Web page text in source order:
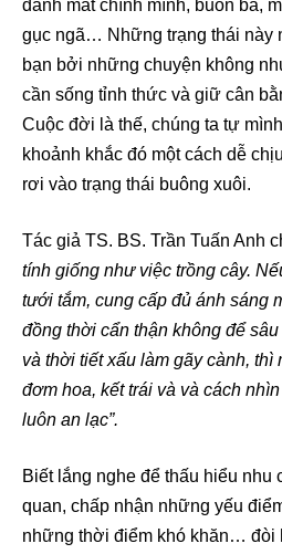
đánh mất chính mình, buồn bã,
gục ngã… Những trạng thái này
bạn bởi những chuyện không
cần sống tỉnh thức và giữ cân
Cuộc đời là thế, chúng ta tự
khoảnh khắc đó một cách dễ
rơi vào trạng thái buông xuôi.
Tác giả TS. BS. Trần Tuấn Anh
tính giống như việc trồng cây.
tưới tắm, cung cấp đủ ánh sáng
đồng thời cẩn thận không để
và thời tiết xấu làm gãy cành, thì
đơm hoa, kết trái và và cách
luôn an lạc”.
Biết lắng nghe để thấu hiểu nhu
quan, chấp nhận những yếu
những thời điểm khó khăn… đòi